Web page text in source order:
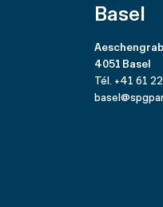
Basel
4051 Basel
Tél. +41 61